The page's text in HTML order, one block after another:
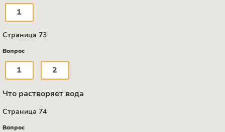
1
Страница 73
Вопрос
1 2
Что растворяет вода
Страница 74
Вопрос